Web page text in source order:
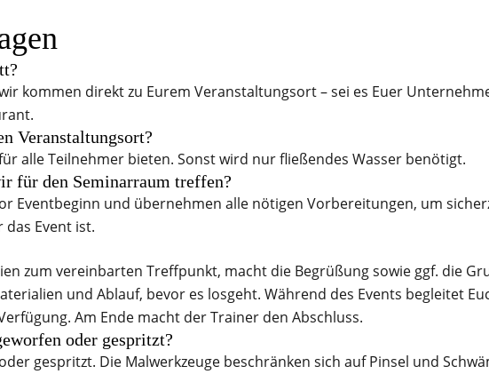
kommen direkt zu Eurem Veranstaltungsort – sei es Euer
Veranstaltungsort?
alle Teilnehmer bieten. Sonst wird nur fließendes Wasser benötigt.
für den Seminarraum treffen?
Eventbeginn und übernehmen alle nötigen Vorbereitungen, um
Event ist.
zum vereinbarten Treffpunkt, macht die Begrüßung sowie ggf. die
und Ablauf, bevor es losgeht. Während des Events begleitet
Am Ende macht der Trainer den Abschluss.
oder gespritzt?
gespritzt. Die Malwerkzeuge beschränken sich auf Pinsel und